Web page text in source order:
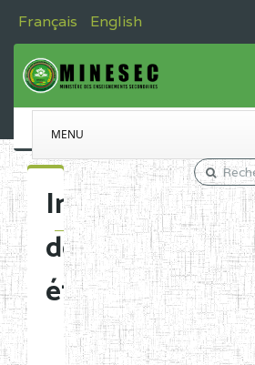
Français English
MENU
Immatriculation
des
établissements